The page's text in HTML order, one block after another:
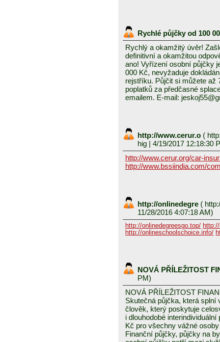
Rychlé půjčky od 100
Rychlý a okamžitý úvěr!
definitivní a okamžitou
ano! Vyřízení osobní půjčky
000 Kč, nevyžaduje
rejstříku. Půjčit si můžete až
poplatků za předčasné
emailem. E-mail:
http://www.cerur.o (
hig | 4/19/2017 12:18:30
http://www.cerur.org/car-
http://www.bssiindia.com/
http://onlinedegre (
11/28/2016 4:07:18 AM)
http://onlinedegreesgo.top/
http://onlineschoolschoice.info/
NOVÁ PŘÍLEŽITOST
PM)
NOVÁ PŘÍLEŽITOST
Skutečná půjčka, která
člověk, který poskytuje
i dlouhodobé
Kč pro všechny vážné
Finanční půjčky, půjčky na